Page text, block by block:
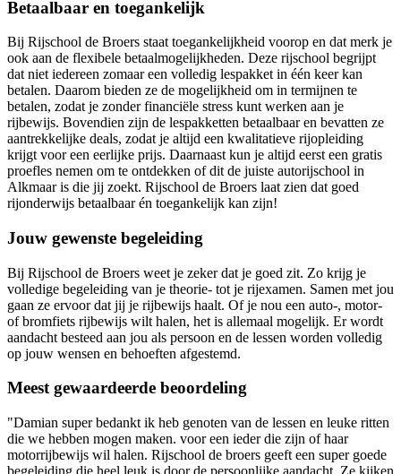
Betaalbaar en toegankelijk
Bij Rijschool de Broers staat toegankelijkheid voorop en dat merk je
ook aan de flexibele betaalmogelijkheden. Deze rijschool begrijpt
dat niet iedereen zomaar een volledig lespakket in één keer kan
betalen. Daarom bieden ze de mogelijkheid om in termijnen te
betalen, zodat je zonder financiële stress kunt werken aan je
rijbewijs. Bovendien zijn de lespakketten betaalbaar en bevatten ze
aantrekkelijke deals, zodat je altijd een kwalitatieve rijopleiding
krijgt voor een eerlijke prijs. Daarnaast kun je altijd eerst een gratis
proefles nemen om te ontdekken of dit de juiste autorijschool in
Alkmaar is die jij zoekt. Rijschool de Broers laat zien dat goed
rijonderwijs betaalbaar én toegankelijk kan zijn!
Jouw gewenste begeleiding
Bij Rijschool de Broers weet je zeker dat je goed zit. Zo krijg je
volledige begeleiding van je theorie- tot je rijexamen. Samen met jou
gaan ze ervoor dat jij je rijbewijs haalt. Of je nou een auto-, motor-
of bromfiets rijbewijs wilt halen, het is allemaal mogelijk. Er wordt
aandacht besteed aan jou als persoon en de lessen worden volledig
op jouw wensen en behoeften afgestemd.
Meest gewaardeerde beoordeling
"Damian super bedankt ik heb genoten van de lessen en leuke ritten
die we hebben mogen maken. voor een ieder die zijn of haar
motorrijbewijs wil halen. Rijschool de broers geeft een super goede
begeleiding die heel leuk is door de persoonlijke aandacht. Ze kijken